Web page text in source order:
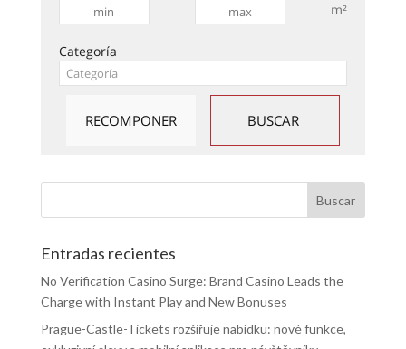
m²
Categoría
Entradas recientes
No Verification Casino Surge: Brand Casino Leads the
Charge with Instant Play and New Bonuses
Prague-Castle-Tickets rozšiřuje nabídku: nové funkce,